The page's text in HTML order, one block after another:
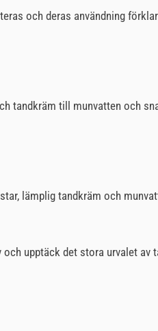
och deras användning
tandkräm till munvatten och
lämplig tandkräm och
upptäck det stora urvalet av